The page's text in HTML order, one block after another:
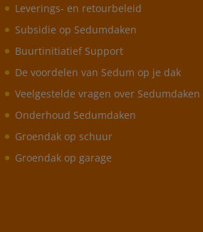
Leverings- en retourbeleid
Subsidie op Sedumdaken
Buurtinitiatief Support
De voordelen van Sedum op je dak
Veelgestelde vragen over Sedumdaken
Onderhoud Sedumdaken
Groendak op schuur
Groendak op garage